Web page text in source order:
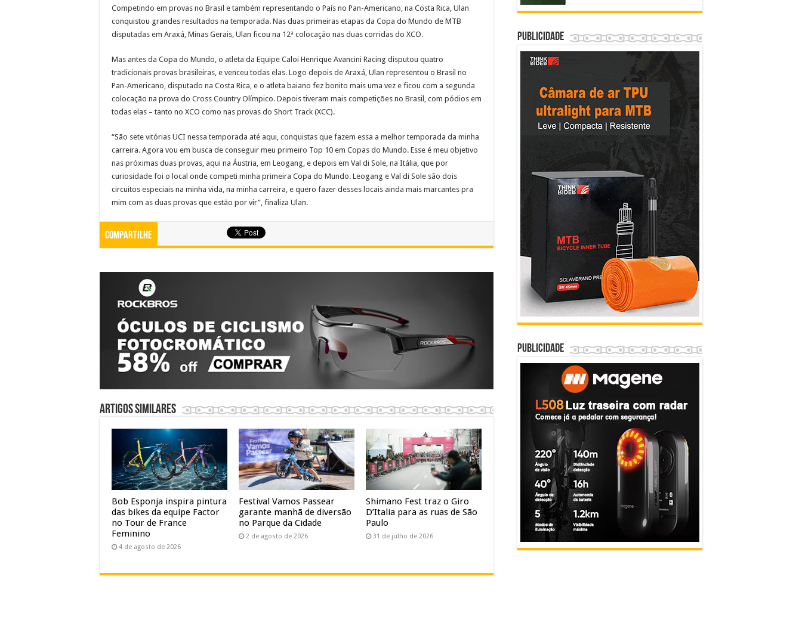
Competindo em provas no Brasil e também representando o País no Pan-Americano, na Costa Rica, Ulan
conquistou grandes resultados na temporada. Nas duas primeiras etapas da Copa do Mundo de MTB
disputadas em Araxá, Minas Gerais, Ulan ficou na 12ª colocação nas duas corridas do XCO.
Mas antes da Copa do Mundo, o atleta da Equipe Caloi Henrique Avancini Racing disputou quatro
tradicionais provas brasileiras, e venceu todas elas. Logo depois de Araxá, Ulan representou o Brasil no
Pan-Americano, disputado na Costa Rica, e o atleta baiano fez bonito mais uma vez e ficou com a segunda
colocação na prova do Cross Country Olímpico. Depois tiveram mais competições no Brasil, com pódios em
todas elas – tanto no XCO como nas provas do Short Track (XCC).
“São sete vitórias UCI nessa temporada até aqui, conquistas que fazem essa a melhor temporada da minha
carreira. Agora vou em busca de conseguir meu primeiro Top 10 em Copas do Mundo. Esse é meu objetivo
nas próximas duas provas, aqui na Áustria, em Leogang, e depois em Val di Sole, na Itália, que por
curiosidade foi o local onde competi minha primeira Copa do Mundo. Leogang e Val di Sole são dois
circuitos especiais na minha vida, na minha carreira, e quero fazer desses locais ainda mais marcantes pra
mim com as duas provas que estão por vir”, finaliza Ulan.
Compartilhe
Artigos similares
Bob Esponja inspira pintura
das bikes da equipe Factor
no Tour de France
Feminino
4 de agosto de 2026
Festival Vamos Passear
garante manhã de diversão
no Parque da Cidade
2 de agosto de 2026
Shimano Fest traz o Giro
D’Italia para as ruas de São
Paulo
31 de julho de 2026
Publicidade
Publicidade